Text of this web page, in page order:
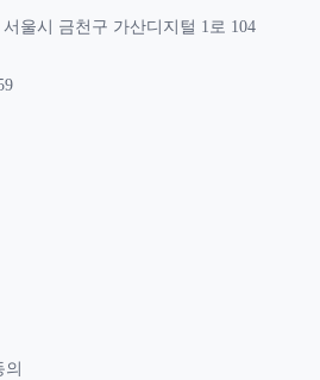
울시 금천구 가산디지털 1로 104